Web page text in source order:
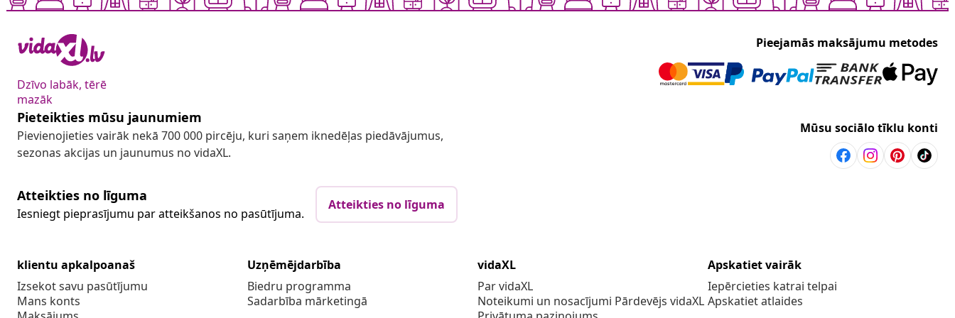
Dzīvo labāk, tērē
mazāk
Pieejamās maksājumu metodes
Pieteikties mūsu jaunumiem
Pievienojieties vairāk nekā 700 000 pircēju, kuri saņem iknedēļas piedāvājumus,
sezonas akcijas un jaunumus no vidaXL.
Mūsu sociālo tīklu konti
Atteikties no līguma
Iesniegt pieprasījumu par atteikšanos no pasūtījuma.
Atteikties no līguma
klientu apkalpoanaš
Izsekot savu pasūtījumu
Mans konts
Uzņēmējdarbība
Biedru programma
Sadarbība mārketingā
vidaXL
Par vidaXL
Noteikumi un nosacījumi Pārdevējs vidaXL
Apskatiet vairāk
Iepērcieties katrai telpai
Apskatiet atlaides